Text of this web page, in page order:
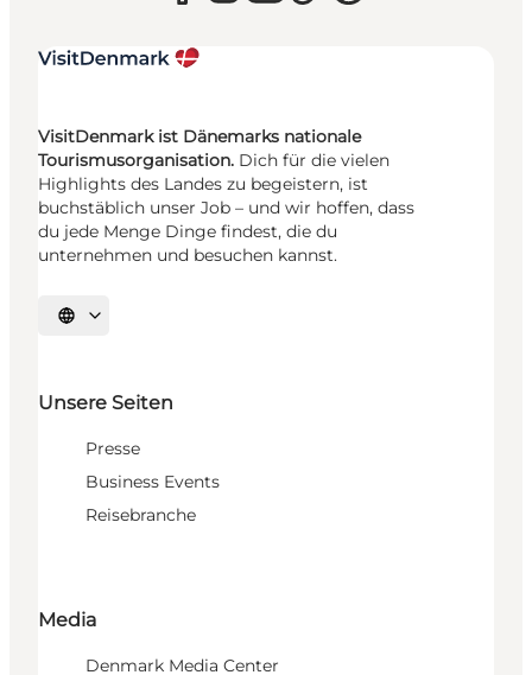
VisitDenmark ist Dänemarks nationale
Tourismusorganisation. Dich für die vielen
Highlights des Landes zu begeistern, ist
buchstäblich unser Job – und wir hoffen, dass
du jede Menge Dinge findest, die du
unternehmen und besuchen kannst.
Sprache auswählen
Unsere Seiten
Presse
Business Events
Reisebranche
Media
Denmark Media Center